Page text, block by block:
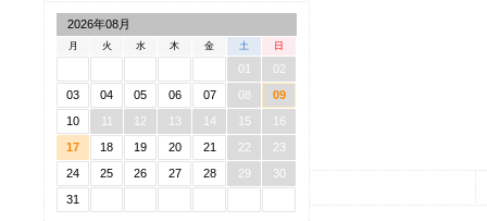
2026年08月
月 火 水 木 金 土 日
01
02
03
04 05 06 07 08
09
10
11 12 13 14 15
16
17
18 19 20 21 22
23
24
25 26 27 28 29
30
31